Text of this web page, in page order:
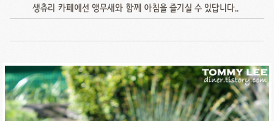
생츄리 카페에선 앵무새와 함께 아침을 즐기실 수 있답니다..